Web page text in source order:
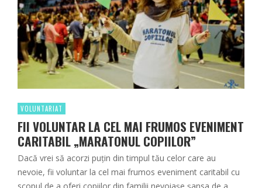
VOLUNTARIAT
FII VOLUNTAR LA CEL MAI FRUMOS EVENIMENT
CARITABIL „MARATONUL COPIILOR”
Dacă vrei să acorzi puțin din timpul tău celor care au
nevoie, fii voluntar la cel mai frumos eveniment caritabil cu